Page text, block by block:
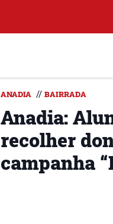
ANADIA // BAIRRADA
Anadia:
recolher
campanha